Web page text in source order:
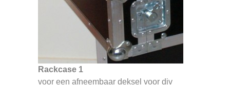
Rackcase 1
voor een afneembaar deksel voor div